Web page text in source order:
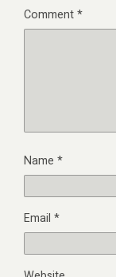
Comment*
Name *
Email *